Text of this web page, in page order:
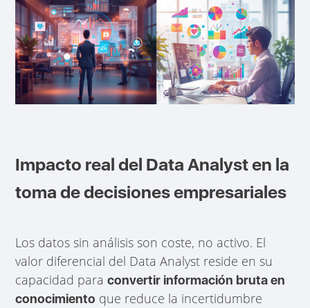
Impacto real del Data Analyst en la
toma de decisiones empresariales
Los datos sin análisis son coste, no activo. El
valor diferencial del Data Analyst reside en su
capacidad paraconvertir información bruta en
conocimiento que reduce la incertidumbre